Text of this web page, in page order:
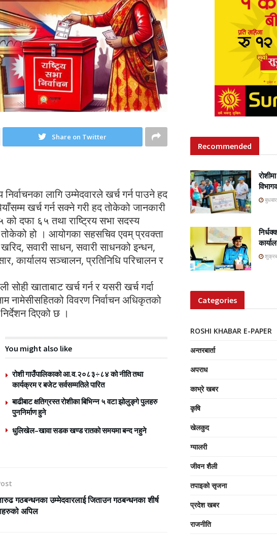
Share on Twitter
लागि उम्मेदवारले खर्च गर्न पाउने हद
खर्च गर्न सक्ने गरी हद तोकेको जानकारी
को दफा ६५ तथा राष्ट्रिय सभा सदस्य
हो । आयोगका सहसचिव एवम् प्रवक्ता
सवारी साधन, सवारी साधनको इन्धन,
कार्यालय सञ्चालन, प्रतिनिधि परिचालन र
खाताबाट खर्च गर्न र यसरी खर्च गर्दा
नामेसीसहितको विवरण निर्वाचन अधिकृतको
दिएको छ ।
You might also like
रोशी गाउँपालिकाको आ.व.२०८३÷८४ को नीति तथा
कार्यक्रम र बजेट सर्वसम्मतिले पारित
बाढीबाट क्षतिग्रस्त रोशीका बिभिन्न ५ वटा झोलुङ्गे पुलहरु
पुननिर्माण हुने
धुलिखेल–खावा सडक खण्ड रातको समयमा बन्द नहुने
गठबन्धनका उम्मेदवारलाई जिताउन गठबन्धनका शीर्ष
अपिल
Recommended
Categories
ROSHI KHABAR E-PAPER
अन्तरबार्ता
अपराध
काभ्रे खबर
कृषि
खेलकुद
ग्यालरी
जीवन शैली
तपाइको सृजना
प्रदेश खबर
राजनीति